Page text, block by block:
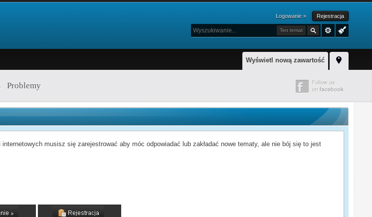
Logowanie » Rejestracja
Ten temat
Wyświetl nową zawartość
Problemy
musisz się zarejestrować aby móc odpowiadać lub zakładać nowe tematy, ale nie bój się to jest